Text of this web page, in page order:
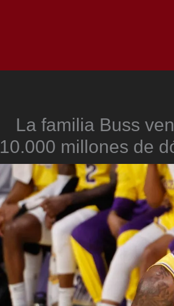
La familia Buss
10.000 millones de